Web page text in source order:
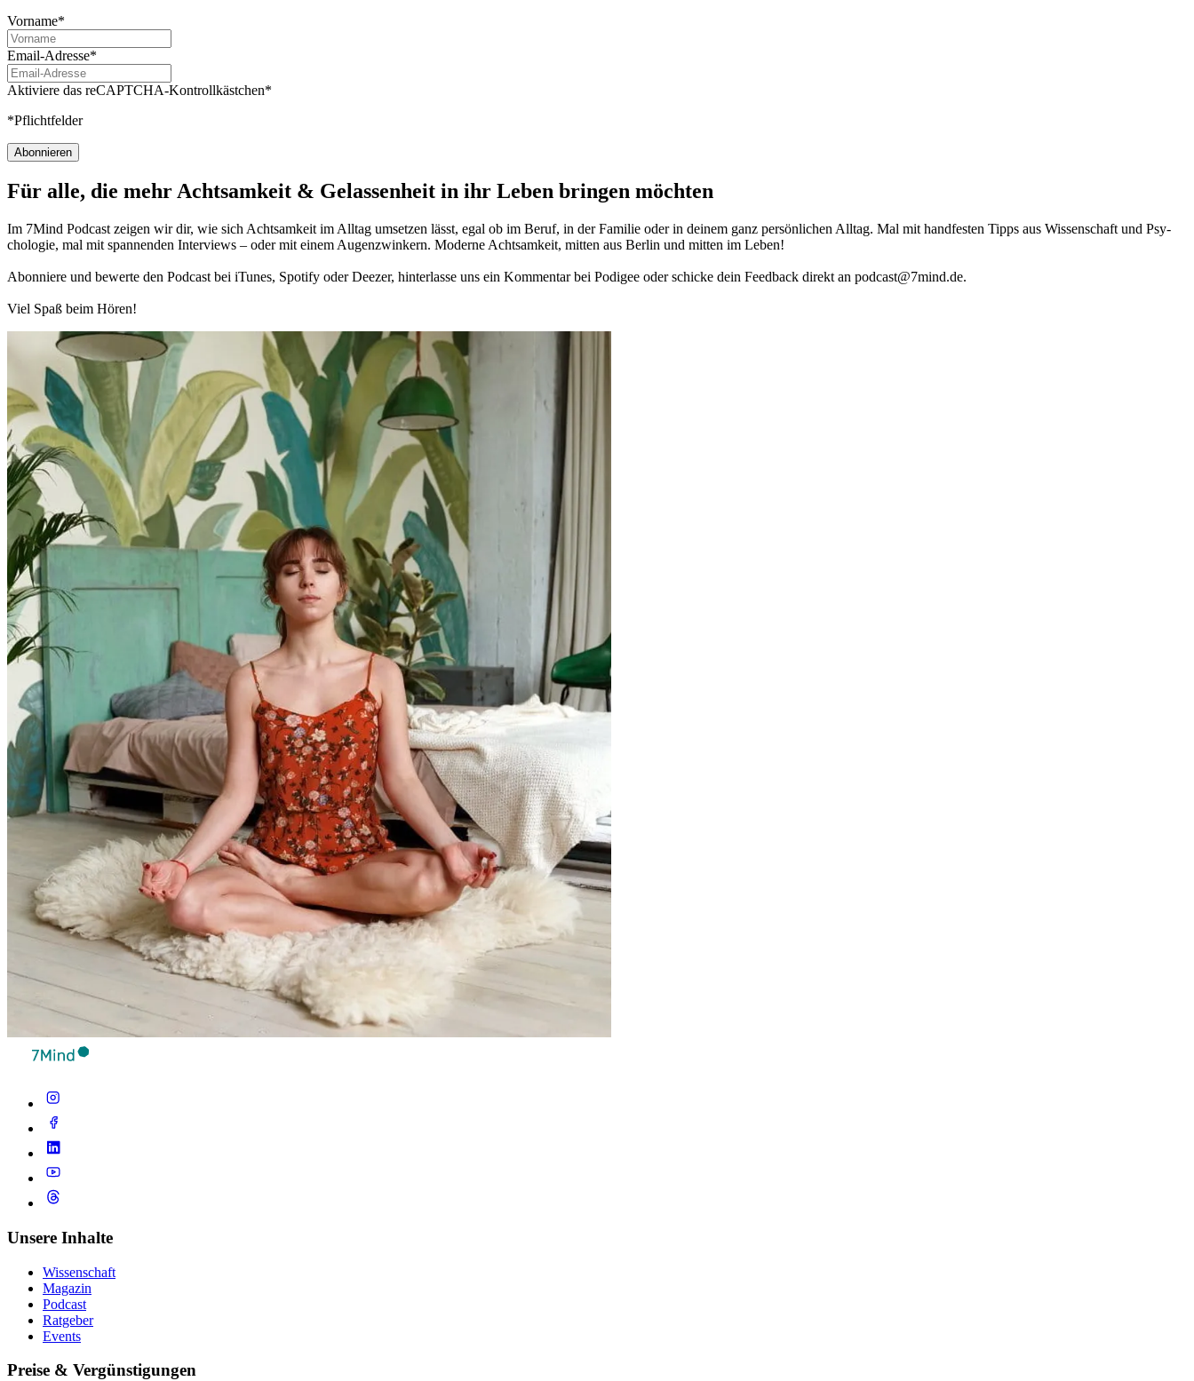
Vorname*
Email-Adresse*
Aktiviere das reCAPTCHA-Kontrollkästchen*
*Pflichtfelder
Abonnieren
Für alle, die mehr Acht­sam­keit & Gelas­sen­heit in ihr Leben brin­gen möch­ten
Im 7Mind Pod­cast zeigen wir dir, wie sich Acht­sam­keit im Alltag umset­zen lässt, egal ob im Beruf, in der Fami­lie oder in deinem ganz per­sön­li­chen Alltag. Mal mit hand­fes­ten Tipps aus Wis­sen­schaft und Psy­
cho­lo­gie, mal mit spannenden Interviews – oder mit einem Augen­zwin­kern. Moderne Acht­sam­keit, mitten aus Berlin und mitten im Leben!
Abon­niere und bewerte den Pod­cast bei iTunes, Spo­tify oder Deezer, hin­ter­lasse uns ein Kom­men­tar bei Podigee oder schi­cke dein Feed­back direkt an podcast@​7​mind.​de.
Viel Spaß beim Hören!
Unsere Inhalte
Wissenschaft
Magazin
Podcast
Ratgeber
Events
Preise & Vergünstigungen